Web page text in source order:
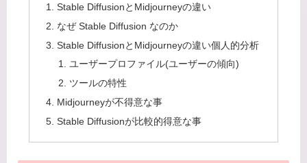
Stable DiffusionとMidjourneyの違い
なぜ Stable Diffusion なのか
Stable DiffusionとMidjourneyの違い個人的分析
ユーザープロファイル(ユーザーの傾向)
ツールの特性
Midjourneyが不得意な事
Stable Diffusionが比較的得意な事